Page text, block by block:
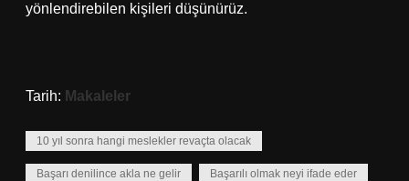
yönlendirebilen kişileri düşünürüz.
Tarih: Makaleler
10 yıl sonra hangi meslekler revaçta olacak
Başarı denilince akla ne gelir Başarılı olmak neyi ifade eder